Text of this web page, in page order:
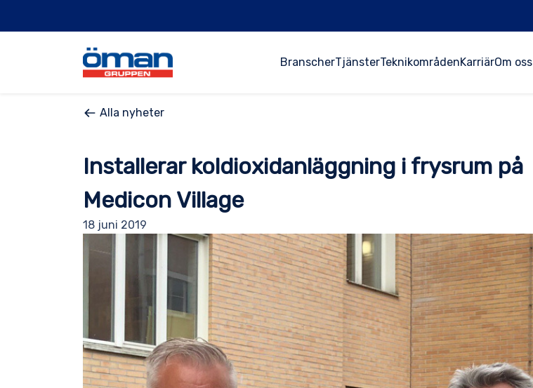
BranscherTjänsterTeknikområdenKarriärOm oss
Alla nyheter
Installerar koldioxidanläggning i frysrum på
Medicon Village
18 juni 2019